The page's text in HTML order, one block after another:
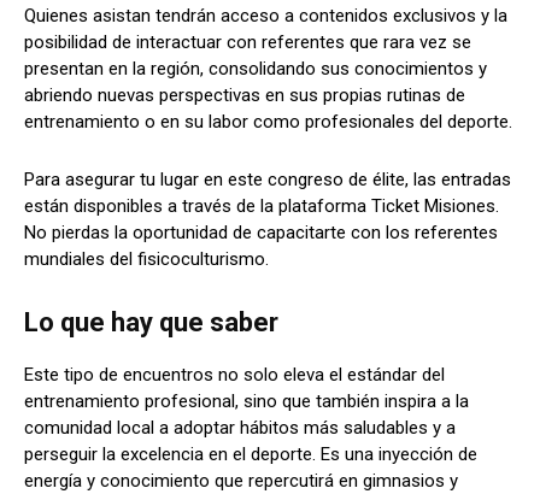
Quienes asistan tendrán acceso a contenidos exclusivos y la
posibilidad de interactuar con referentes que rara vez se
presentan en la región, consolidando sus conocimientos y
abriendo nuevas perspectivas en sus propias rutinas de
entrenamiento o en su labor como profesionales del deporte.
Para asegurar tu lugar en este congreso de élite, las entradas
están disponibles a través de la plataforma Ticket Misiones.
No pierdas la oportunidad de capacitarte con los referentes
mundiales del fisicoculturismo.
Lo que hay que saber
Este tipo de encuentros no solo eleva el estándar del
entrenamiento profesional, sino que también inspira a la
comunidad local a adoptar hábitos más saludables y a
perseguir la excelencia en el deporte. Es una inyección de
energía y conocimiento que repercutirá en gimnasios y